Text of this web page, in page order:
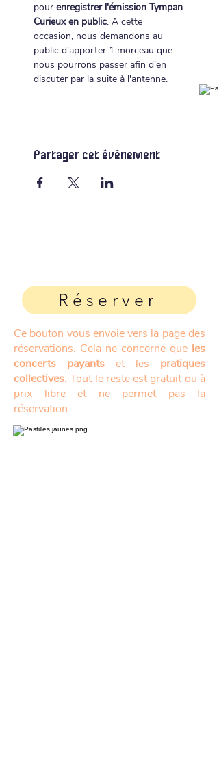
pour enregistrer l'émission Tympan
Curieux en public. A cette
occasion, nous demandons au
public d'apporter 1 morceau que
nous pourrons passer afin d'en
discuter par la suite à l'antenne.
Partager cet événement
Réserver
Ce bouton vous envoie vers la page des
réservations. Cela ne concerne que les
concerts payants et les pratiques
collectives. Tout le reste est gratuit ou à
prix libre et ne permet pas la
réservation.